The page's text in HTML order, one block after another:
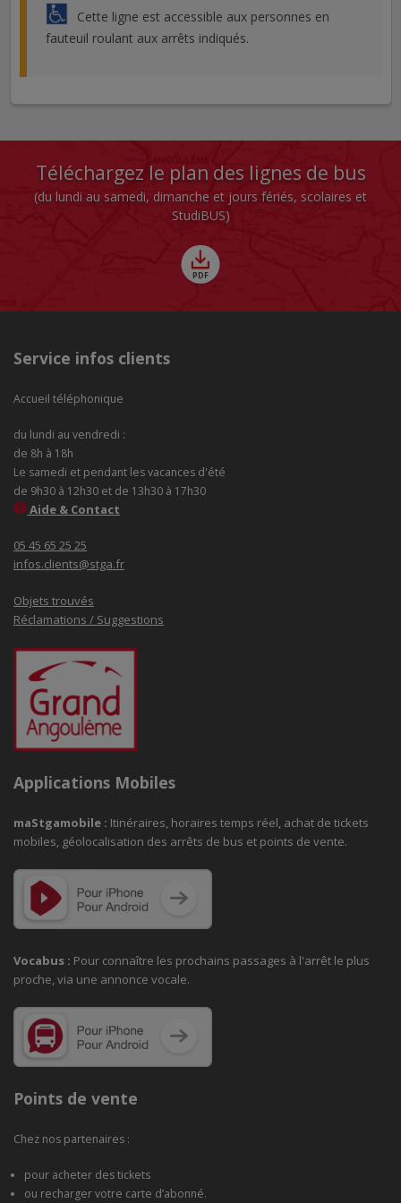
Cette ligne est accessible aux personnes en
fauteuil roulant aux arrêts indiqués.
Téléchargez le plan des lignes de bus
(du lundi au samedi, dimanche et jours fériés, scolaires et
StudiBUS)
Service infos clients
Accueil téléphonique
du lundi au vendredi :
de 8h à 18h
Le samedi et pendant les vacances d'été
de 9h30 à 12h30 et de 13h30 à 17h30
Aide & Contact
05 45 65 25 25
infos.clients@stga.fr
Objets trouvés
Réclamations / Suggestions
Applications Mobiles
maStgamobile : Itinéraires, horaires temps réel, achat de tickets
mobiles, géolocalisation des arrêts de bus et points de vente.
Vocabus : Pour connaître les prochains passages à l'arrêt le plus
proche, via une annonce vocale.
Points de vente
Chez nos partenaires :
pour acheter des tickets
ou recharger votre carte d’abonné.